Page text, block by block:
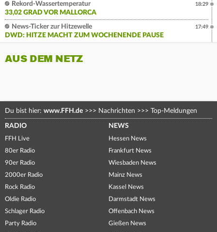
Rekord-Wassertemperatur
33,02 GRAD VOR MALLORCA
18:29
News-Ticker zur Hitzewelle
DWD: HITZE MACHT ZUM WOCHENENDE PAUSE
17:49
AUS DEM NETZ
Du bist hier: www.FFH.de >>> Nachrichten >>> Top-Meldungen
RADIO
FFH Live
80er Radio
90er Radio
2000er Radio
Rock Radio
Oldie Radio
Schlager Radio
Party Radio
NEWS
Hessen News
Frankfurt News
Wiesbaden News
Mainz News
Kassel News
Darmstadt News
Offenbach News
Gießen News